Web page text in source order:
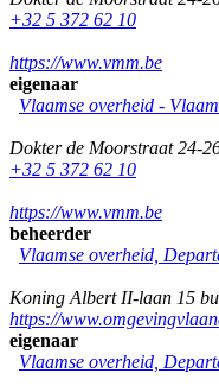
+32 5 372 62 10
https://www.vmm.be
eigenaar
Vlaamse overheid -
Dokter de Moorstraat 24-
+32 5 372 62 10
https://www.vmm.be
beheerder
Vlaamse overheid,
Koning Albert II-laan 15
https://
eigenaar
Vlaamse overheid,